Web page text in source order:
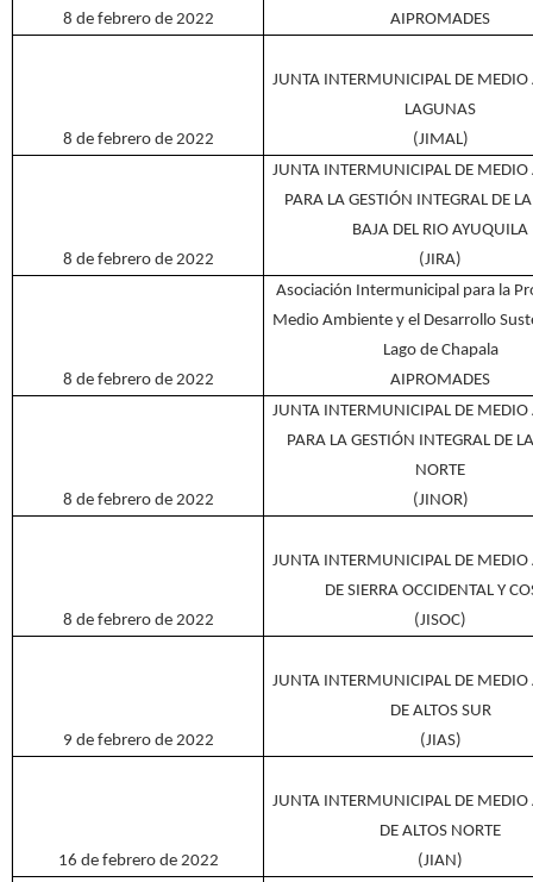
8 de febrero de 2022
AIPROMADES
8 de febrero de 2022
JUNTA INTERMUNICIPAL DE MEDIO
LAGUNAS
(JIMAL)
8 de febrero de 2022
JUNTA INTERMUNICIPAL DE MEDIO
PARA LA GESTIÓN INTEGRAL DE
BAJA DEL RIO AYUQUILA
(JIRA)
8 de febrero de 2022
Asociación Intermunicipal para la
Medio Ambiente y el Desarrollo
Lago de Chapala
AIPROMADES
8 de febrero de 2022
JUNTA INTERMUNICIPAL DE MEDIO
PARA LA GESTIÓN INTEGRAL DE
NORTE
(JINOR)
8 de febrero de 2022
JUNTA INTERMUNICIPAL DE MEDIO
DE SIERRA OCCIDENTAL Y
(JISOC)
9 de febrero de 2022
JUNTA INTERMUNICIPAL DE MEDIO
DE ALTOS SUR
(JIAS)
16 de febrero de 2022
JUNTA INTERMUNICIPAL DE MEDIO
DE ALTOS NORTE
(JIAN)